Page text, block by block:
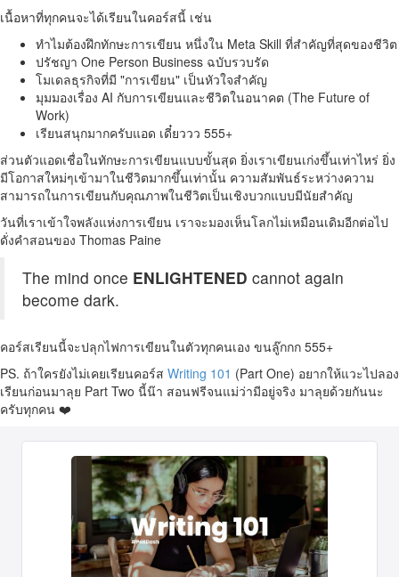
เนื้อหาที่ทุกคนจะได้เรียนในคอร์สนี้ เช่น
ทำไมต้องฝึกทักษะการเขียน หนึ่งใน Meta Skill ที่สำคัญที่สุดของชีวิต
ปรัชญา One Person Business ฉบับรวบรัด
โมเดลธุรกิจที่มี "การเขียน" เป็นหัวใจสำคัญ
มุมมองเรื่อง AI กับการเขียนและชีวิตในอนาคต (The Future of
Work)
เรียนสนุกมากครับแอด เดี๋ยววว 555+
ส่วนตัวแอดเชื่อในทักษะการเขียนแบบขั้นสุด ยิ่งเราเขียนเก่งขึ้นเท่าไหร่ ยิ่ง
มีโอกาสใหม่ๆเข้ามาในชีวิตมากขึ้นเท่านั้น ความสัมพันธ์ระหว่างความ
สามารถในการเขียนกับคุณภาพในชีวิตเป็นเชิงบวกแบบมีนัยสำคัญ
วันที่เราเข้าใจพลังแห่งการเขียน เราจะมองเห็นโลกไม่เหมือนเดิมอีกต่อไป
ดั่งคำสอนของ Thomas Paine
The mind once ENLIGHTENED cannot again
become dark.
คอร์สเรียนนี้จะปลุกไฟการเขียนในตัวทุกคนเอง ขนลู๊กกก 555+
PS. ถ้าใครยังไม่เคยเรียนคอร์ส Writing 101 (Part One) อยากให้แวะไปลอง
เรียนก่อนมาลุย Part Two นี้น๊า สอนฟรีจนแม่ว่ามีอยู่จริง มาลุยด้วยกันนะ
ครับทุกคน ❤️